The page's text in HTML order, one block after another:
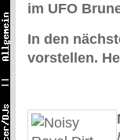
im UFO
In den
vorstellen.